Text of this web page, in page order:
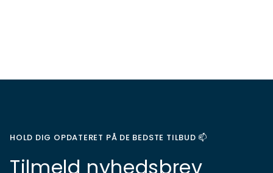
HOLD DIG OPDATERET PÅ DE BEDSTE TILBUD 📫
Tilmeld nyhedsbrev